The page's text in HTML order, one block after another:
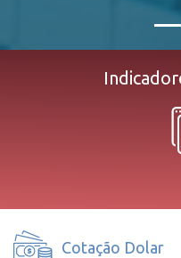
Cotação Dolar